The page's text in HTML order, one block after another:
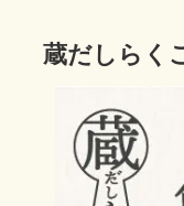
蔵だしらく